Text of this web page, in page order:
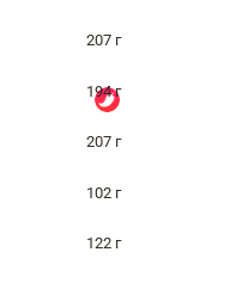
207 г
194 г
207 г
102 г
122 г